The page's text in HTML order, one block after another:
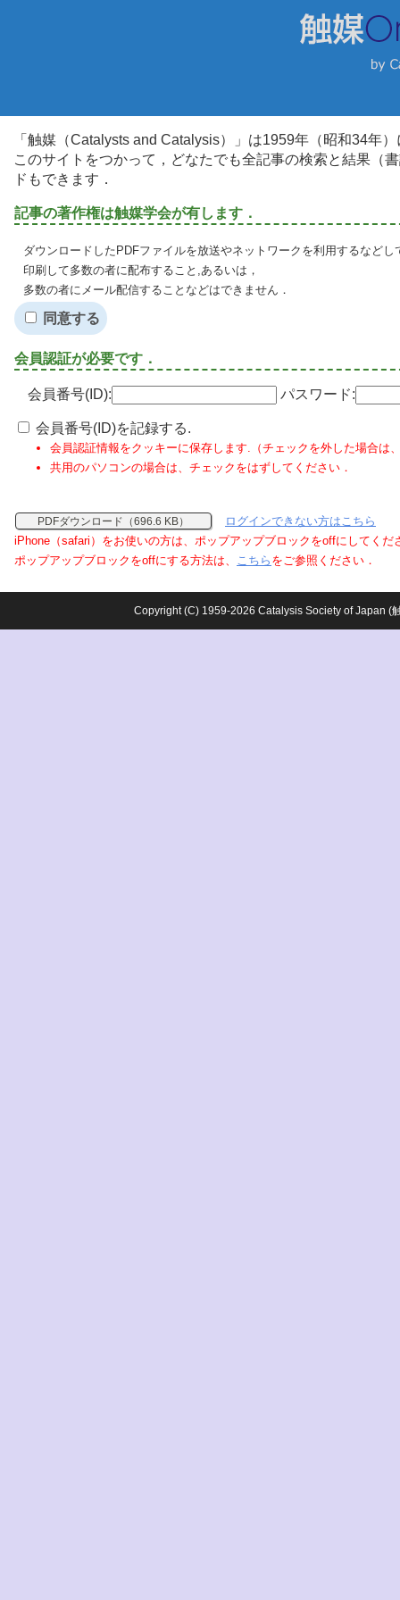
「触媒（Catalysts and Catalysis）」は1959年（昭和34年
このサイトをつかって，どなたでも全記事の検索と結果（
ドもできます．
記事の著作権は触媒学会が有します．
ダウンロードしたPDFファイルを放送やネットワークを利用するなど
印刷して多数の者に配布すること,あるいは，
多数の者にメール配信することなどはできません．
同意する
会員認証が必要です．
会員番号(ID): パスワード:
会員番号(ID)を記録する.
会員認証情報をクッキーに保存します.（チェックを外した場合は
共用のパソコンの場合は、チェックをはずしてください．
PDFダウンロード（696.6 KB）
ログインできない方はこちら
iPhone（safari）をお使いの方は、ポップアップブロックをoffにしてくだ
ポップアップブロックをoffにする方法は、 こちら をご参照ください．
Copyright (C) 1959-2026 Catalysis Society of Japan (